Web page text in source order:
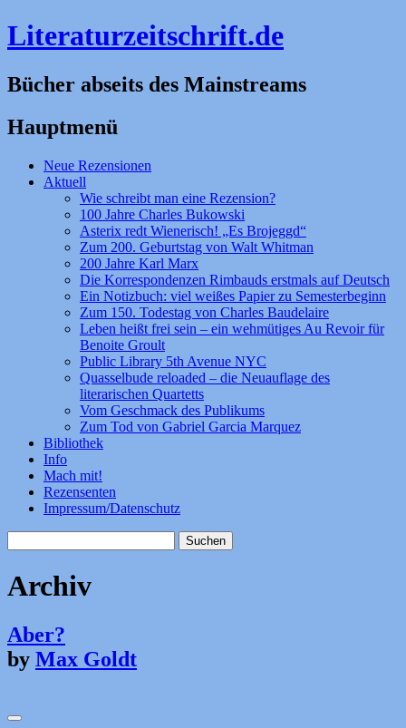
Literaturzeitschrift.de
Bücher abseits des Mainstreams
Hauptmenü
Zum
Inhalt
Neue Rezensionen
Aktuell
Wie schreibt man eine Rezension?
100 Jahre Charles Bukowski
Asterix redt Wienerisch! „Es Brojeggd“
Zum 200. Geburtstag von Walt Whitman
200 Jahre Karl Marx
Die Korrespondenzen Rimbauds erstmals auf Deutsch
Ein Notizbuch: viel weißes Papier zu Semesterbeginn
Zum 150. Todestag von Charles Baudelaire
Leben heißt frei sein – ein wehmütiges Au Revoir für
Benoite Groult
Public Library 5th Avenue NYC
Quasselbude reloaded – die Neuauflage des
literarischen Quartetts
Vom Geschmack des Publikums
Zum Tod von Gabriel Garcia Marquez
Bibliothek
Info
Mach mit!
Rezensenten
Impressum/Datenschutz
nach:
Archiv
Aber?
by Max Goldt